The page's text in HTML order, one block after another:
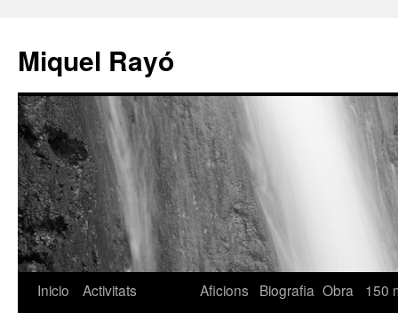
Miquel Rayó
Inicio
Activitats
Aficions Biografia Obra
150